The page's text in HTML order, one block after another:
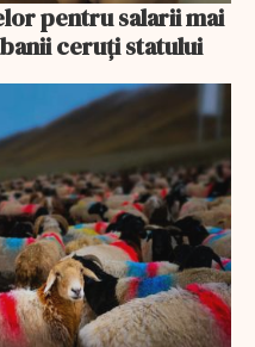
pentru salarii mai
ceruți statului